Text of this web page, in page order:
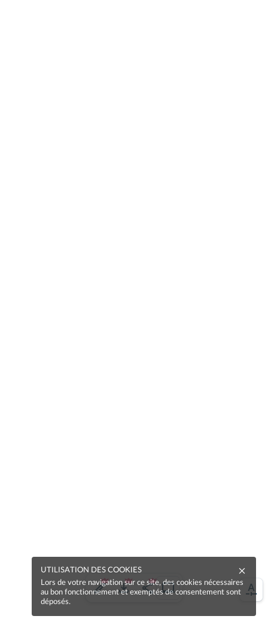
UTILISATION DES COOKIES
Lors de votre navigation sur ce site, des cookies nécessaires
au bon fonctionnement et exemptés de consentement sont
déposés.